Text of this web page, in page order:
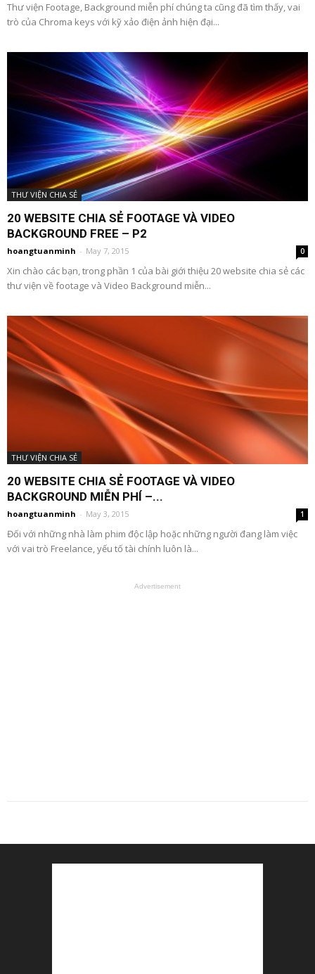
Thư viện Footage, Background miễn phí chúng ta cũng đã tìm thấy, vai
trò của Chroma keys với kỹ xảo điện ảnh hiện đại...
THƯ VIỆN CHIA SẺ
20 WEBSITE CHIA SẺ FOOTAGE VÀ VIDEO
BACKGROUND FREE – P2
hoangtuanminh - May 7, 2015 0
Xin chào các bạn, trong phần 1 của bài giới thiệu 20 website chia sẻ các
thư viện về footage và Video Background miễn...
THƯ VIỆN CHIA SẺ
20 WEBSITE CHIA SẺ FOOTAGE VÀ VIDEO
BACKGROUND MIỄN PHÍ –...
hoangtuanminh - May 3, 2015 1
Đối với những nhà làm phim độc lập hoặc những người đang làm việc
với vai trò Freelance, yếu tố tài chính luôn là...
Advertisement